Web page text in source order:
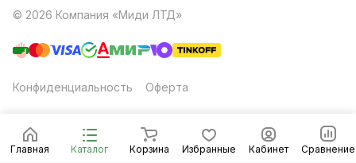
Главная Каталог Корзина Избранные Кабинет Сравнение
© 2026 Компания «Миди ЛТД»
Конфиденциальность Оферта